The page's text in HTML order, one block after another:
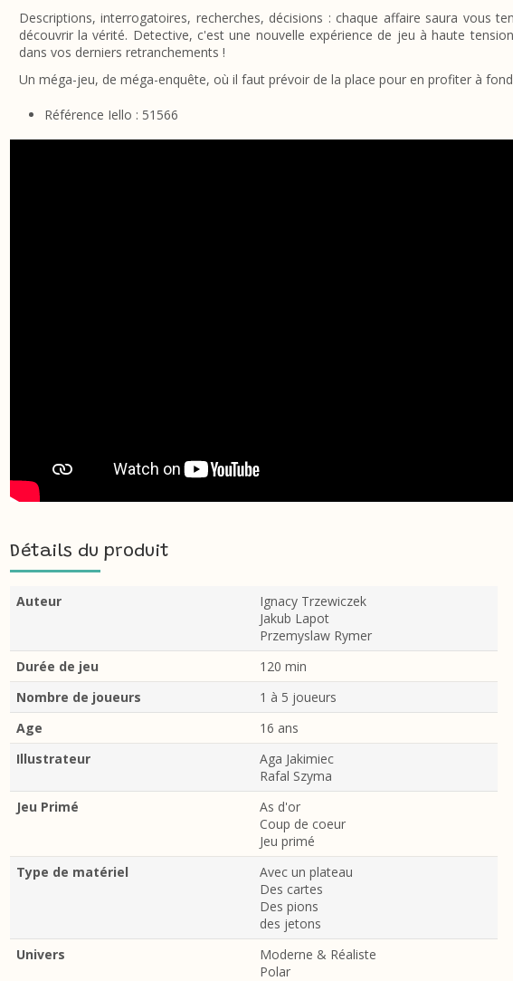
Descriptions, interrogatoires, recherches, décisions : chaque affaire saura vous
découvrir la vérité. Detective, c'est une nouvelle expérience de jeu à haute
dans vos derniers retranchements !
Un méga-jeu, de méga-enquête, où il faut prévoir de la place pour en profiter à
Référence Iello : 51566
Détails du produit
Auteur
Ignacy Trzewiczek
Jakub Lapot
Przemyslaw Rymer
Durée de jeu
120 min
Nombre de joueurs
1 à 5 joueurs
Age
16 ans
Illustrateur
Aga Jakimiec
Rafal Szyma
Jeu Primé
As d'or
Coup de coeur
Jeu primé
Type de matériel
Avec un plateau
Des cartes
Des pions
des jetons
Univers
Moderne & Réaliste
Polar